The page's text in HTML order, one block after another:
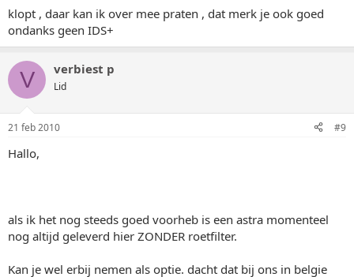
klopt , daar kan ik over mee praten , dat merk je ook goed
ondanks geen IDS+
V verbiest p
Lid
21 feb 2010 #9
Hallo,
als ik het nog steeds goed voorheb is een astra momenteel
nog altijd geleverd hier ZONDER roetfilter.
Kan je wel erbij nemen als optie. dacht dat bij ons in belgie